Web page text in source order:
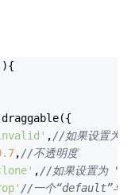
)
,//如果设置为
,//不透明度
,//如果设置为
//一个“default”与